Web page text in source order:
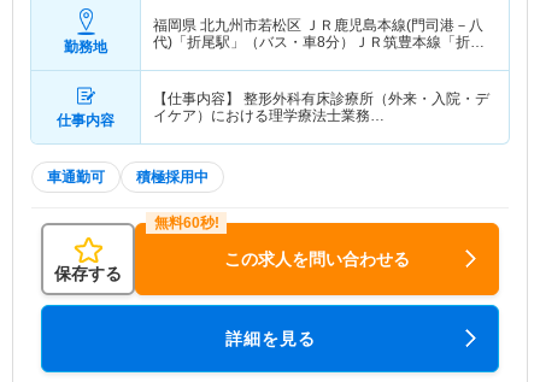
勤務地
福岡県 北九州市若松区 ＪＲ鹿児島本線(門司港－八
代)「折尾駅」（バス・車8分）ＪＲ筑豊本線「折尾
仕事内容
【仕事内容】 整形外科有床診療所（外来・入院・デ
イケア）における理学療法士業務…
車通勤可 積極採用中
保存する
この求人を問い合わせる
詳細を見る